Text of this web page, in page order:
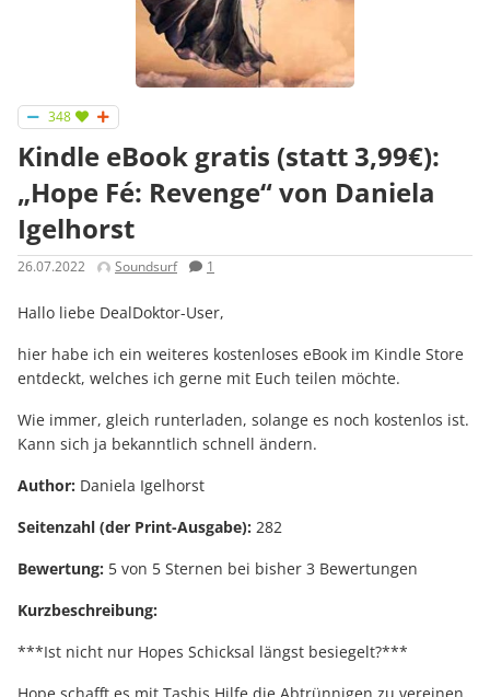
348
Kindle eBook gratis (statt 3,99€):
„Hope Fé: Revenge“ von Daniela
Igelhorst
26.07.2022 Soundsurf 1
Hallo liebe DealDoktor-User,
hier habe ich ein weiteres kostenloses eBook im Kindle Store
entdeckt, welches ich gerne mit Euch teilen möchte.
Wie immer, gleich runterladen, solange es noch kostenlos ist.
Kann sich ja bekanntlich schnell ändern.
Author: Daniela Igelhorst
Seitenzahl (der Print-Ausgabe): 282
Bewertung: 5 von 5 Sternen bei bisher 3 Bewertungen
Kurzbeschreibung:
***Ist nicht nur Hopes Schicksal längst besiegelt?***